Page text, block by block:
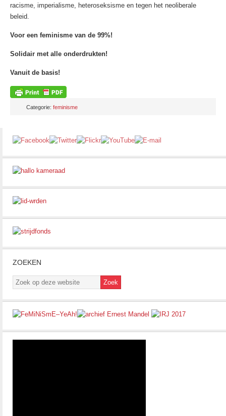
racisme, imperialisme, heteroseksisme en tegen het neoliberale
beleid.
Voor een feminisme van de 99%!
Solidair met alle onderdrukten!
Vanuit de basis!
Categorie: feminisme
ZOEKEN